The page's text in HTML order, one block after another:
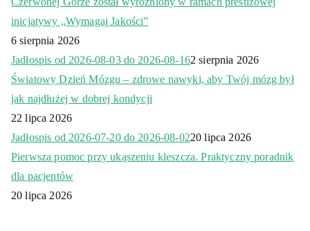
inicjatywy „Wymagaj Jakości”
6 sierpnia 2026
Jadłospis od 2026-08-03 do 2026-08-162 sierpnia 2026
Światowy Dzień Mózgu – zdrowe nawyki, aby Twój mózg był
jak najdłużej w dobrej kondycji
22 lipca 2026
Jadłospis od 2026-07-20 do 2026-08-0220 lipca 2026
Pierwsza pomoc przy ukąszeniu kleszcza. Praktyczny poradnik
dla pacjentów
20 lipca 2026